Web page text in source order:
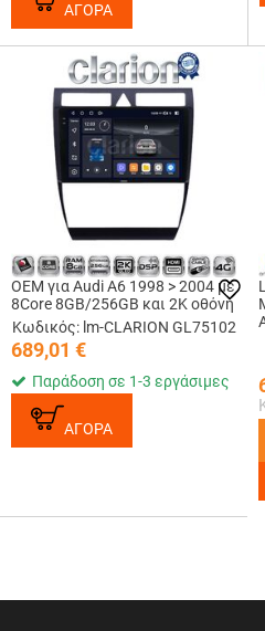
ΑΓΟΡΑ
OEM για Audi A6 1998 > 2004 με
8Core 8GB/256GB και 2Κ οθόνη
Κωδικός: lm-CLARION GL75102
689,01 €
Παράδοση σε 1-3 εργάσιμες
ΑΓΟΡΑ